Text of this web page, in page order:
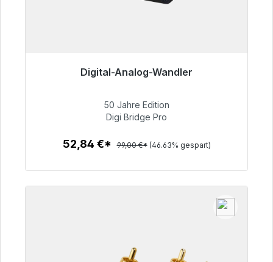
Digital-Analog-Wandler
52,84 €
50 Jahre Edition
Digi Bridge Pro
52,84 €* 99,00 €* (46.63% gespart)